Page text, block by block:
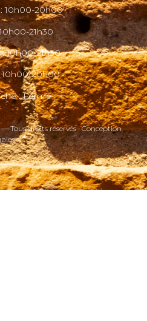
10h00-20h00
21h30
10h00-21h30
10h00-20h00
: Fermé
Tous droits réservés • Conception